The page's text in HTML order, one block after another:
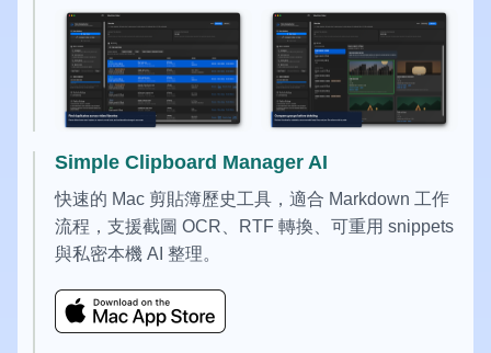
Simple Clipboard Manager AI
快速的 Mac 剪貼簿歷史工具，適合 Markdown 工作
流程，支援截圖 OCR、RTF 轉換、可重用 snippets
與私密本機 AI 整理。